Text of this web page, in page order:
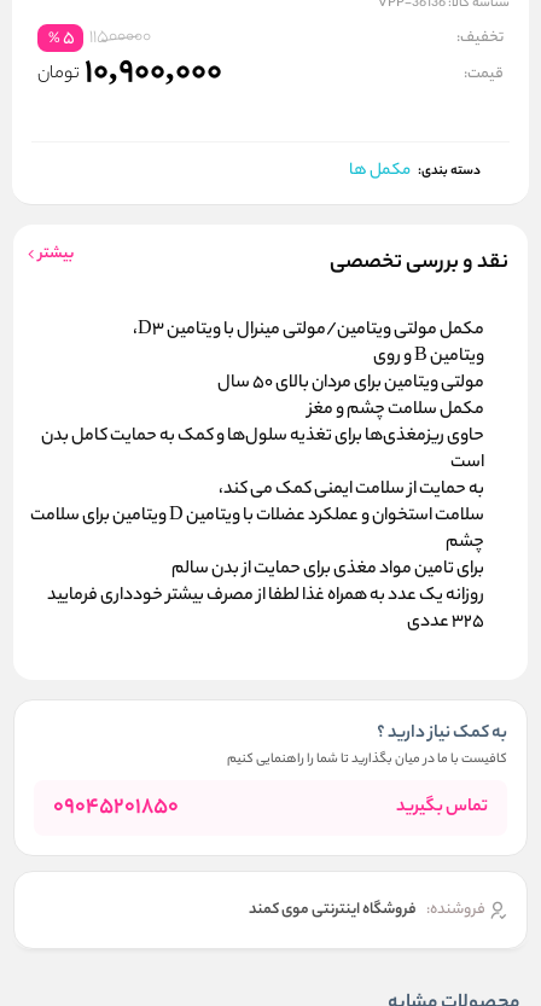
تخفیف: 11500000
5
%
قیمت: 10,900,000 تومان
دسته بندی: مکمل ها
نقد و بررسی تخصصی بیشتر
مکمل مولتی ویتامین/مولتی مینرال با ویتامین D3،
ویتامین B و روی
مولتی ویتامین برای مردان بالای 50 سال
مکمل سلامت چشم و مغز
حاوی ریزمغذی‌ها برای تغذیه سلول‌ها و کمک به حمایت کامل بدن
است
به حمایت از سلامت ایمنی کمک می کند،
سلامت استخوان و عملکرد عضلات با ویتامین D ویتامین برای سلامت
چشم
برای تامین مواد مغذی برای حمایت از بدن سالم
روزانه یک عدد به همراه غذا لطفا از مصرف بیشتر خودداری فرمایید
325 عددی
به کمک نیاز دارید ؟
کافیست با ما در میان بگذارید تا شما را راهنمایی کنیم
تماس بگیرید 09045201850
فروشنده: فروشگاه اینترنتی موی کمند